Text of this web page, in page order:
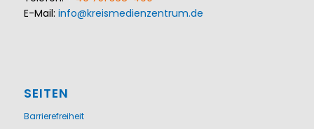
E-Mail: info@kreismedienzentrum.de
SEITEN
Barrierefreiheit